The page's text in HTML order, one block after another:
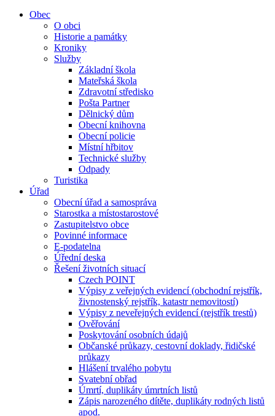
Obec
O obci
Historie a památky
Kroniky
Služby
Základní škola
Mateřská škola
Zdravotní středisko
Pošta Partner
Dělnický dům
Obecní knihovna
Obecní policie
Místní hřbitov
Technické služby
Odpady
Turistika
Úřad
Obecní úřad a samospráva
Starostka a místostarostové
Zastupitelstvo obce
Povinné informace
E-podatelna
Úřední deska
Řešení životních situací
Czech POINT
Výpisy z veřejných evidencí (obchodní rejstřík,
živnostenský rejstřík, katastr nemovitostí)
Výpisy z neveřejných evidencí (rejstřík trestů)
Ověřování
Poskytování osobních údajů
Občanské průkazy, cestovní doklady, řidičské
průkazy
Hlášení trvalého pobytu
Svatební obřad
Úmrtí, duplikáty úmrtních listů
Zápis narozeného dítěte, duplikáty rodných listů
apod.